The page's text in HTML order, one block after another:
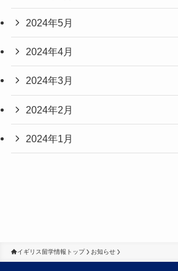
2024年5月
2024年4月
2024年3月
2024年2月
2024年1月
イギリス留学情報トップ お知らせ